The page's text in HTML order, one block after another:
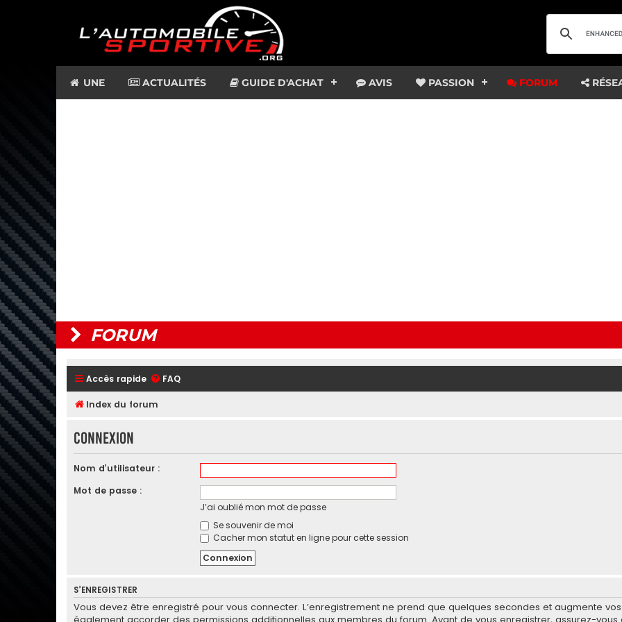
UNE ACTUALITÉS GUIDE D'ACHAT AVIS PASSION FORUM
FORUM
Accès rapide FAQ
Index du forum
Connexion
Nom d’utilisateur :
Mot de passe :
J’ai oublié mon mot de passe
Se souvenir de moi
Cacher mon statut en ligne pour cette session
S’ENREGISTRER
Vous devez être enregistré pour vous connecter. L’enregistrement ne prend que quelques secondes et augmente